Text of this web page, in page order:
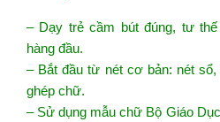
– Dạy trẻ cầm bút đúng, tư
hàng đầu.
– Bắt đầu từ nét cơ bản: nét
ghép chữ.
– Sử dụng mẫu chữ Bộ Giáo